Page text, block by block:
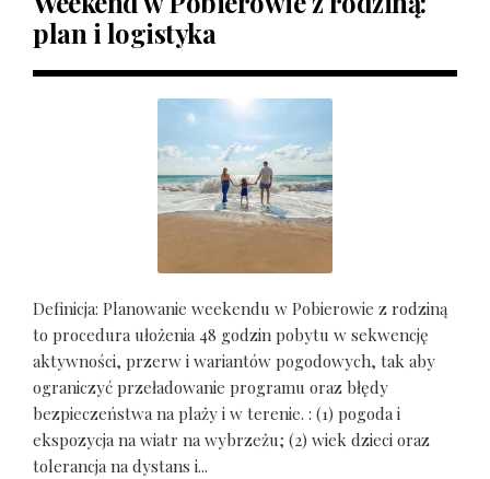
plan i logistyka
Definicja: Planowanie weekendu w Pobierowie z rodziną
to procedura ułożenia 48 godzin pobytu w sekwencję
aktywności, przerw i wariantów pogodowych, tak aby
ograniczyć przeładowanie programu oraz błędy
bezpieczeństwa na plaży i w terenie. : (1) pogoda i
ekspozycja na wiatr na wybrzeżu; (2) wiek dzieci oraz
tolerancja na dystans i...